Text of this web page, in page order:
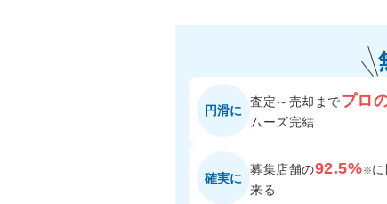
円滑に
査定～売却までプロ
ムーズ完結
確実に
募集店舗の92.5%※に
来る